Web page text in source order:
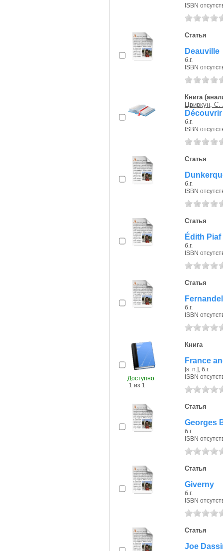
ISBN
Статья
Deauville
б.г.
ISBN
Книга
Цвиркун, С.
б.г.
ISBN
Статья
б.г.
ISBN
Статья
Édith Piaf
б.г.
ISBN
Статья
Fernandel
б.г.
ISBN
Доступно
1 из 1
Книга
France
[s. n.], б.г.
ISBN
Статья
Georges
б.г.
ISBN
Статья
Giverny
б.г.
ISBN
Статья
Joe